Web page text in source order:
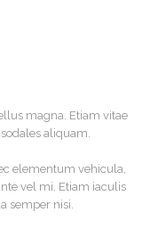
magna. Etiam vitae
aliquam.
elementum vehicula,
vel mi. Etiam iaculis
semper nisi.